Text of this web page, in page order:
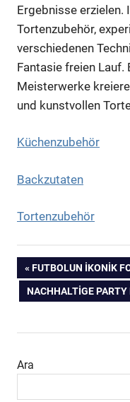
Ergebnisse erzielen.
Tortenzubehör,
verschiedenen
Fantasie freien Lauf.
Meisterwerke
und kunstvollen
Küchenzubehör
Backzutaten
Tortenzubehör
Yazı
gezinmesi
PREVIOUS
POST:
FUTBOLUN İKONIK
NEXT
NACHHALTIGE PARTY
Ara